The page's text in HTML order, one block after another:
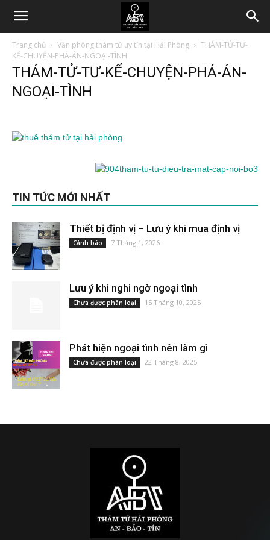
Trang chủ Văn phòng thám tử uy tín tại Hải Phòng
THÁM-TỬ-TƯ-
KỂ-CHUYỆN-PHÁ-ÁN-NGOẠI-TÌNH
THÁM-TỬ-TƯ-KỂ-CHUYỆN-PHÁ-ÁN-
NGOẠI-TÌNH
TIN TỨC MỚI NHẤT
Thiết bị định vị – Lưu ý khi mua định vị
Cảnh báo 7 Tháng 1, 2026
Lưu ý khi nghi ngờ ngoại tình
Chưa được phân loại 15 Tháng 10, 2025
Phát hiện ngoại tình nên làm gì
Chưa được phân loại 22 Tháng 8, 2025